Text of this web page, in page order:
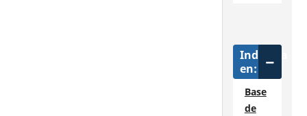
Indizada
en:
Base
de